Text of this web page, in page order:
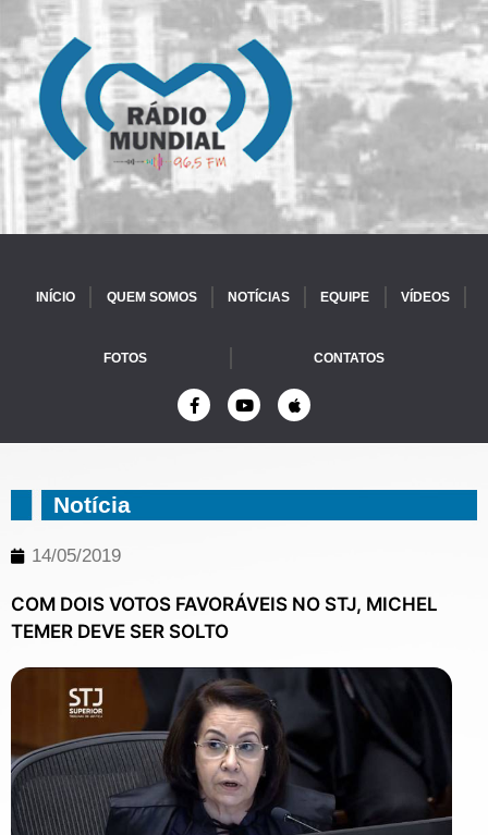
INÍCIO QUEM SOMOS NOTÍCIAS EQUIPE VÍDEOS
FOTOS CONTATOS
Notícia
14/05/2019
COM DOIS VOTOS FAVORÁVEIS NO STJ, MICHEL
TEMER DEVE SER SOLTO